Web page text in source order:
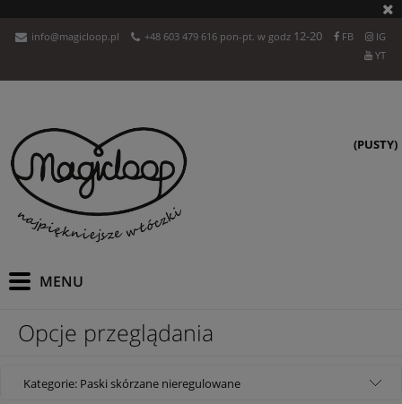
info@magicloop.pl +48 603 479 616 pon-pt. w godz 12-20 FB
IG
YT
(PUSTY)
Opcje przeglądania
Kategorie: Paski skórzane nieregulowane